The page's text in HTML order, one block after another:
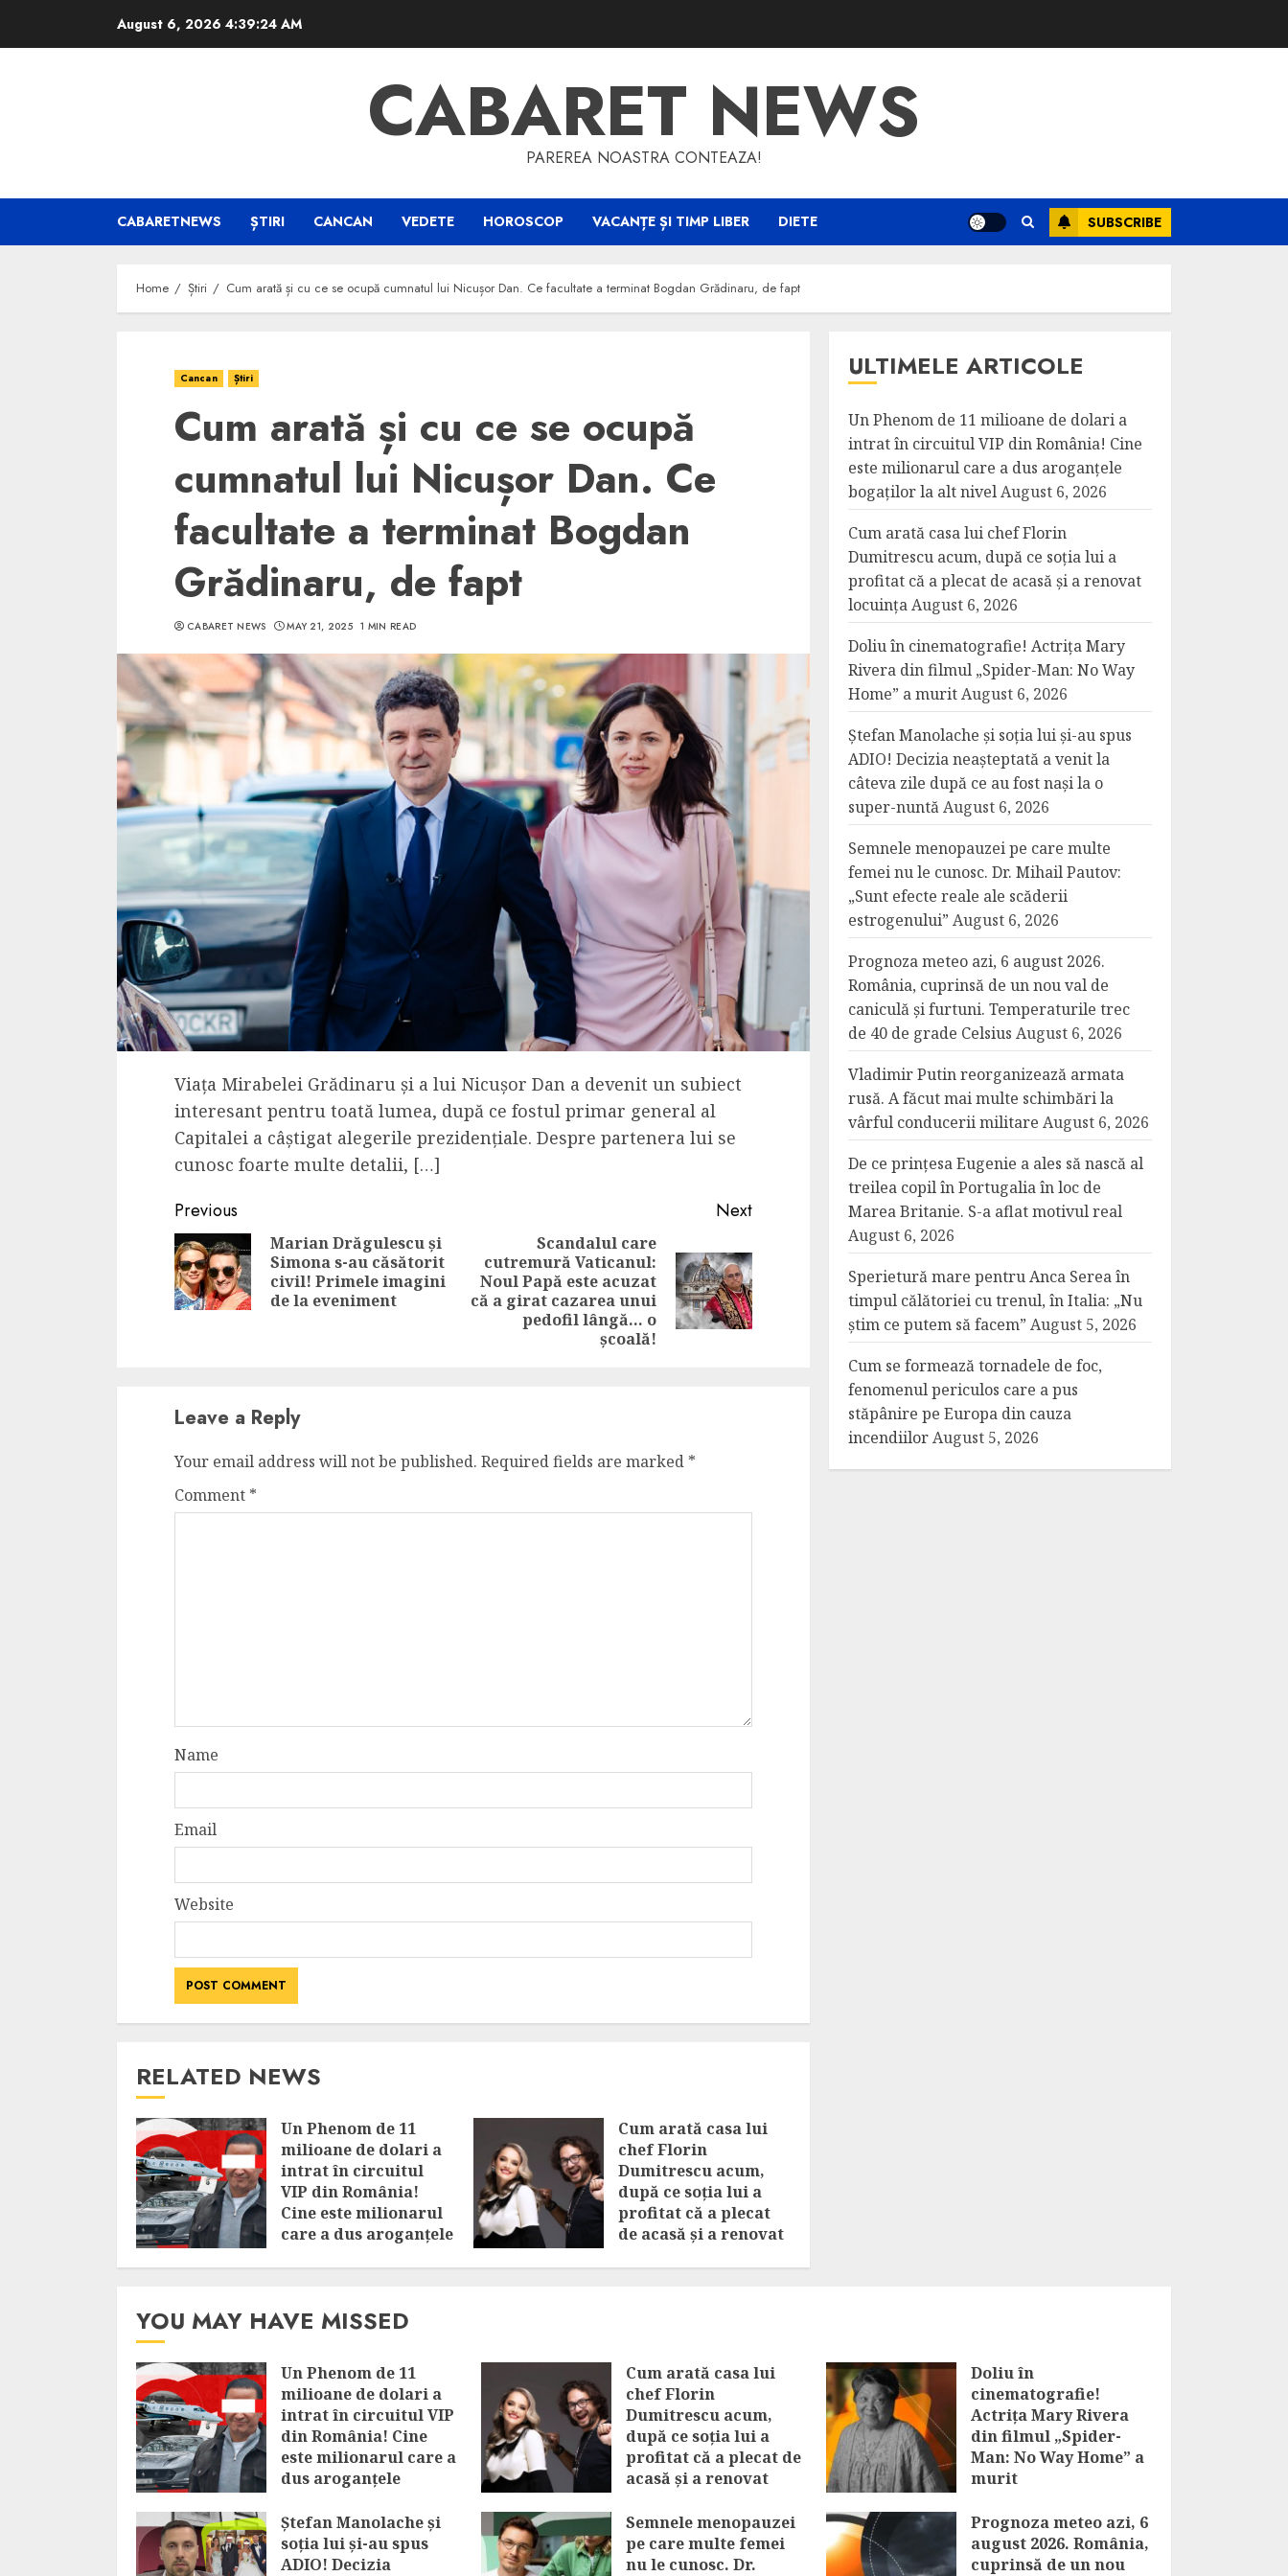
August 6, 2026 4:39:25 AM
CABARET NEWS
PAREREA NOASTRA CONTEAZA!
CABARETNEWS ȘTIRI CANCAN VEDETE HOROSCOP VACANȚE ȘI TIMP LIBER DIETE SUBSCRIBE
Home Știri Cum arată și cu ce se ocupă cumnatul lui Nicușor Dan. Ce facultate a terminat Bogdan Grădinaru, de fapt
Cancan Știri
Cum arată și cu ce se ocupă
cumnatul lui Nicușor Dan. Ce
facultate a terminat Bogdan
Grădinaru, de fapt
CABARET NEWS MAY 21, 2025 1 MIN READ
Viața Mirabelei Grădinaru și a lui Nicușor Dan a devenit un subiect
interesant pentru toată lumea, după ce fostul primar general al
Capitalei a câștigat alegerile prezidențiale. Despre partenera lui se
cunosc foarte multe detalii, […]
Continue
Reading
Previous
Previous
post:
Marian Drăgulescu și
Simona s-au căsătorit
civil! Primele imagini
de la eveniment
Next
Next
post:
Scandalul care
cutremură Vaticanul:
Noul Papă este acuzat
că a girat cazarea unui
pedofil lângă… o
școală!
Leave a Reply
Your email address will not be published. Required fields are marked *
Comment *
Name
Email
Website
RELATED NEWS
Un Phenom de 11
milioane de dolari a
intrat în circuitul
VIP din România!
Cine este milionarul
care a dus aroganțele
Cum arată casa lui
chef Florin
Dumitrescu acum,
după ce soția lui a
profitat că a plecat
de acasă și a renovat
ULTIMELE ARTICOLE
Un Phenom de 11 milioane de dolari a
intrat în circuitul VIP din România! Cine
este milionarul care a dus aroganțele
bogaților la alt nivelAugust 6, 2026
Cum arată casa lui chef Florin
Dumitrescu acum, după ce soția lui a
profitat că a plecat de acasă și a renovat
locuințaAugust 6, 2026
Doliu în cinematografie! Actrița Mary
Rivera din filmul „Spider-Man: No Way
Home” a muritAugust 6, 2026
Ștefan Manolache și soția lui și-au spus
ADIO! Decizia neașteptată a venit la
câteva zile după ce au fost nași la o
super-nuntăAugust 6, 2026
Semnele menopauzei pe care multe
femei nu le cunosc. Dr. Mihail Pautov:
„Sunt efecte reale ale scăderii
estrogenului” August 6, 2026
Prognoza meteo azi, 6 august 2026.
România, cuprinsă de un nou val de
caniculă și furtuni. Temperaturile trec
de 40 de grade Celsius August 6, 2026
Vladimir Putin reorganizează armata
rusă. A făcut mai multe schimbări la
vârful conducerii militare August 6, 2026
De ce prințesa Eugenie a ales să nască al
treilea copil în Portugalia în loc de
Marea Britanie. S-a aflat motivul real
August 6, 2026
Sperietură mare pentru Anca Serea în
timpul călătoriei cu trenul, în Italia: „Nu
știm ce putem să facem” August 5, 2026
Cum se formează tornadele de foc,
fenomenul periculos care a pus
stăpânire pe Europa din cauza
incendiilorAugust 5, 2026
YOU MAY HAVE MISSED
Un Phenom de 11
milioane de dolari a
intrat în circuitul VIP
din România! Cine
este milionarul care a
dus aroganțele
AUGUST 6, 2026
Cum arată casa lui
chef Florin
Dumitrescu acum,
după ce soția lui a
profitat că a plecat de
acasă și a renovat
AUGUST 6, 2026
Doliu în
cinematografie!
Actrița Mary Rivera
din filmul „Spider-
Man: No Way Home” a
murit
Ștefan Manolache și
soția lui și-au spus
ADIO! Decizia
Semnele menopauzei
pe care multe femei
nu le cunosc. Dr.
Prognoza meteo azi, 6
august 2026. România,
cuprinsă de un nou